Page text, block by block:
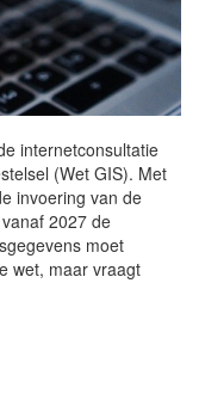
internetconsultatie
(Wet GIS). Met
invoering van de
2027 de
moet
wet, maar vraagt